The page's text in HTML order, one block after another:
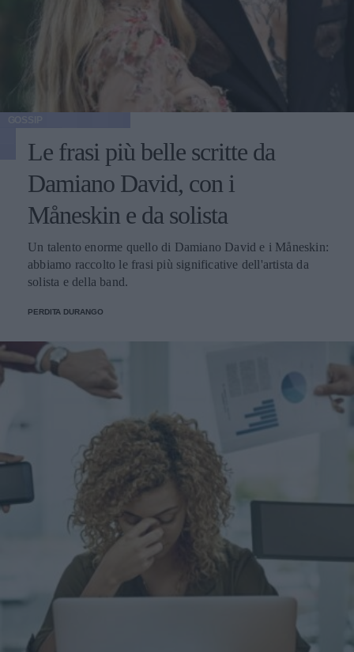
Le frasi più belle scritte da
Damiano David, con i
Måneskin e da solista
Un talento enorme quello di Damiano David e i Måneskin:
abbiamo raccolto le frasi più significative dell'artista da
solista e della band.
PERDITA DURANGO